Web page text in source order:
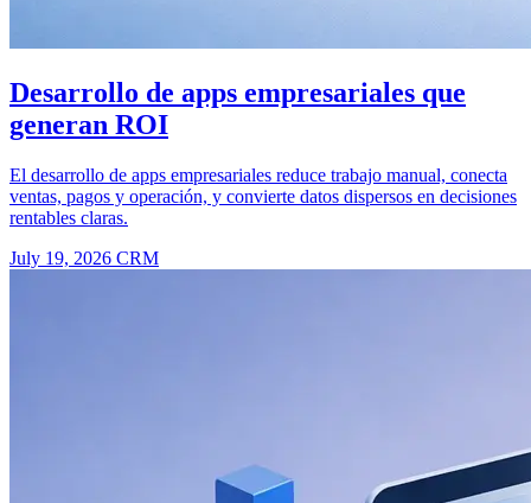
Desarrollo de apps empresariales que
generan ROI
El desarrollo de apps empresariales reduce trabajo manual, conecta
ventas, pagos y operación, y convierte datos dispersos en decisiones
rentables claras.
July 19, 2026 CRM